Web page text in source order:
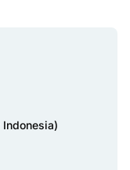
Indonesia)